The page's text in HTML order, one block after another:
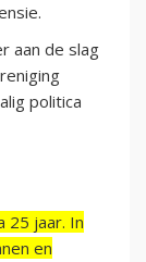
aan de slag
politica
25 jaar. In
en